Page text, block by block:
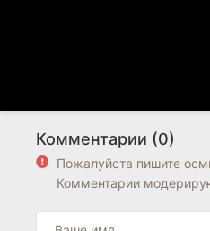
Комментарии (0)
Пожалуйста пишите
Комментарии